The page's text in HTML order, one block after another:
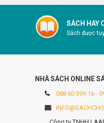
SÁCH HAY
Sách được
NHÀ SÁCH ONLINE
088 60 399 16 -